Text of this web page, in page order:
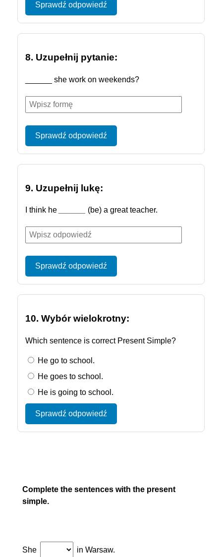
Sprawdź odpowiedź
8. Uzupełnij pytanie:
______ she work on weekends?
Sprawdź odpowiedź
9. Uzupełnij lukę:
I think he (be) a great teacher.
Sprawdź odpowiedź
10. Wybór wielokrotny:
Which sentence is correct Present Simple?
He go to school.
He goes to school.
He is going to school.
Sprawdź odpowiedź
Complete the sentences with the present
simple.
She in Warsaw.